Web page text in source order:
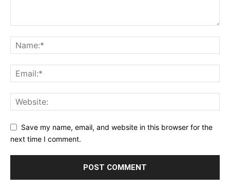
Save my name, email, and website in this browser for the
next time I comment.